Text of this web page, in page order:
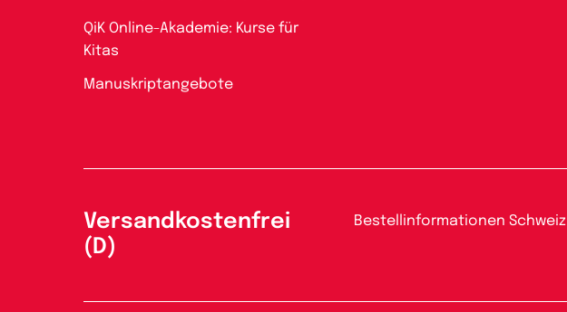
QiK Online-Akademie: Kurse für
Kitas
Manuskriptangebote
Versandkostenfrei
(D)
Bestellinformationen Schweiz